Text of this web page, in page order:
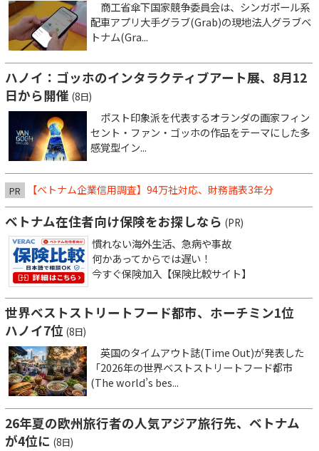
商工省傘下国家競争委員会は、シンガポール系
配車アプリ大手グラブ(Grab)の現地法人グラブベ
トナム(Gra...
ハノイ：ゴッホのインタラクティブアート展、8月12
日から開催 (8日)
ポスト印象派を代表するオランダの画家フィン
セント・ファン・ゴッホの作品をテーマにした多
感覚型イン...
PR 【ベトナム企業信用調査】94万社対応、財務諸表3年分
ベトナム在住者向け保険をお探しなら (PR)
慣れない海外生活、急病や事故
何かあってからでは遅い！
今すぐ保険加入【保険比較サイト】
世界ベストストリートフード都市、ホーチミン1位
ハノイ7位 (8日)
英国のタイムアウト誌(Time Out)が発表した
「2026年の世界ベストストリートフード都市
(The world’s bes...
26年夏の欧州旅行者の人気アジア旅行先、ベトナム
が4位に (8日)